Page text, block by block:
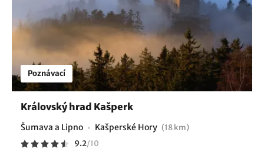
Poznávací
Královský hrad Kašperk
Šumava a Lipno Kašperské Hory (18 km)
9.2/10